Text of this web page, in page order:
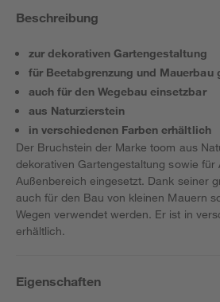
Beschreibung
zur dekorativen Gartengestaltung
für Beetabgrenzung und Mauerbau
auch für den Wegebau einsetzbar
aus Naturzierstein
in verschiedenen Farben erhältlich
Der Bruchstein der Marke toom aus
dekorativen Gartengestaltung sowie für
Außenbereich eingesetzt. Dank seiner
auch für den Bau von kleinen Mauern
Wegen verwendet werden. Er ist in
erhältlich.
Eigenschaften